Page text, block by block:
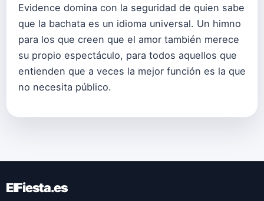
Evidence domina con la seguridad de quien sabe
que la bachata es un idioma universal. Un himno
para los que creen que el amor también merece
su propio espectáculo, para todos aquellos que
entienden que a veces la mejor función es la que
no necesita público.
ElFiesta.es